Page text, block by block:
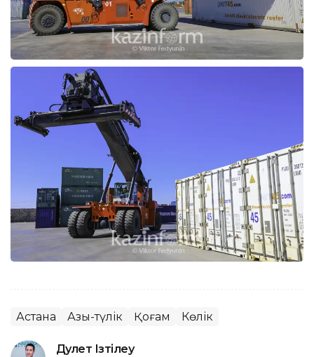
Астана Азық-түлік Қоғам Көлік
Дәулет Ізтілеу